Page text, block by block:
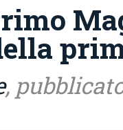
,